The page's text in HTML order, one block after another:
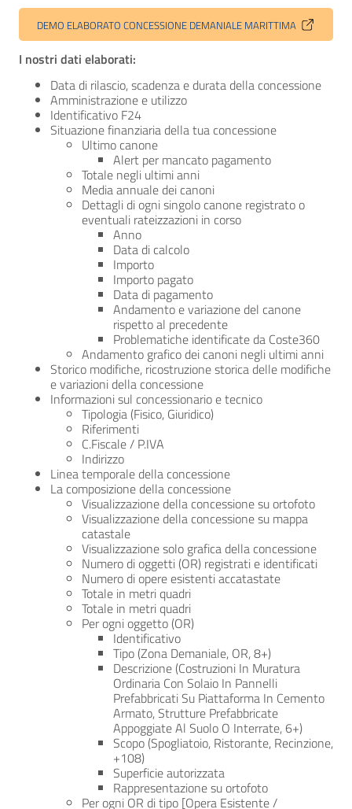
DEMO ELABORATO CONCESSIONE DEMANIALE MARITTIMA
I nostri dati elaborati:
Data di rilascio, scadenza e durata della concessione
Amministrazione e utilizzo
Identificativo F24
Situazione finanziaria della tua concessione
Ultimo canone
Alert per mancato pagamento
Totale negli ultimi anni
Media annuale dei canoni
Dettagli di ogni singolo canone registrato o
eventuali rateizzazioni in corso
Anno
Data di calcolo
Importo
Importo pagato
Data di pagamento
Andamento e variazione del canone
rispetto al precedente
Problematiche identificate da Coste360
Andamento grafico dei canoni negli ultimi anni
Storico modifiche, ricostruzione storica delle modifiche
e variazioni della concessione
Informazioni sul concessionario e tecnico
Tipologia (Fisico, Giuridico)
Riferimenti
C.Fiscale / P.IVA
Indirizzo
Linea temporale della concessione
La composizione della concessione
Visualizzazione della concessione su ortofoto
Visualizzazione della concessione su mappa
catastale
Visualizzazione solo grafica della concessione
Numero di oggetti (OR) registrati e identificati
Numero di opere esistenti accatastate
Totale in metri quadri
Totale in metri quadri
Per ogni oggetto (OR)
Identificativo
Tipo (Zona Demaniale, OR, 8+)
Descrizione (Costruzioni In Muratura
Ordinaria Con Solaio In Pannelli
Prefabbricati Su Piattaforma In Cemento
Armato, Strutture Prefabbricate
Appoggiate Al Suolo O Interrate, 6+)
Scopo (Spogliatoio, Ristorante, Recinzione,
+108)
Superficie autorizzata
Rappresentazione su ortofoto
Per ogni OR di tipo [Opera Esistente /